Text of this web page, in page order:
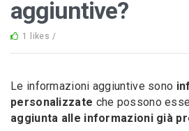
aggiuntive?
1 likes /
Le informazioni aggiuntive sono
personalizzate che possono
aggiunta alle informazioni già